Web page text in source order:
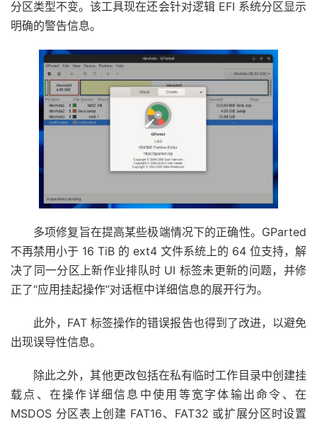
分区类型不变。该工具现在还会针对逻辑 EFI 系统分区显示
明确的警告信息。
多项修复旨在提高某些极端情况下的正确性。GParted
不再禁用小于 16 TiB 的 ext4 文件系统上的 64 位支持，解
决了同一分区上新作业排队时 UI 标签未更新的问题，并修
正了“应用挂起操作”对话框中详细信息的展开行为。
此外，FAT 标签操作的错误报告也得到了改进，以避免
出现误导性信息。
除此之外，其他更改包括在私有临时工作目录中创建挂
载点、在操作详细信息中使用等宽字体输出命令、在
MSDOS 分区表上创建 FAT16、FAT32 或扩展分区时设置